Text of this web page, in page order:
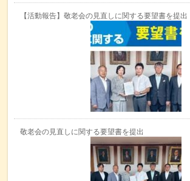
【活動報告】敬老会の見直しに関する要望書を提出
敬老会の見直しに関する要望書を提出